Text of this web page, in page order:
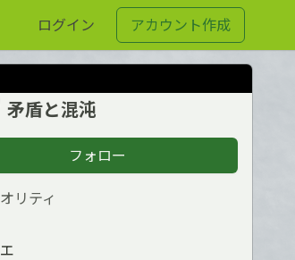
ログイン アカウント作成
矛盾と混沌
フォロー
リティ